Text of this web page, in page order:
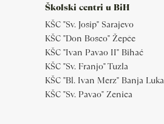
Školski centri u BiH
KŠC "Sv. Josip" Sarajevo
KŠC "Don Bosco" Žepče
KŠC "Ivan Pavao II" Bihać
KŠC "Sv. Franjo" Tuzla
KŠC "Bl. Ivan Merz" Banja Luka
KŠC "Sv. Pavao" Zenica